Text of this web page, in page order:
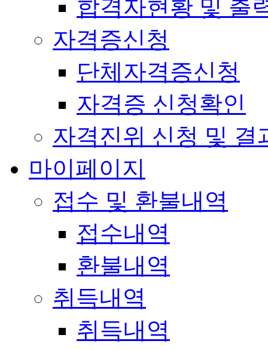
합격자현황 및 출
자격증신청
단체자격증신청
자격증 신청확인
자격진위 신청 및 결
마이페이지
접수 및 환불내역
접수내역
환불내역
취득내역
취득내역